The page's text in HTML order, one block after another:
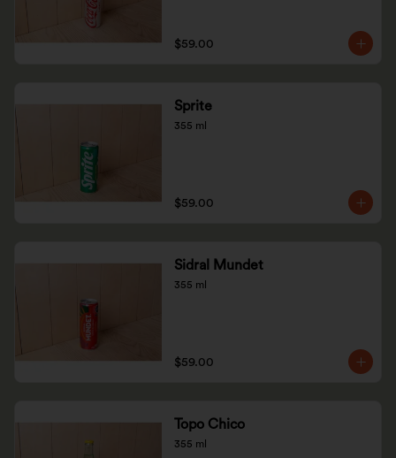
$59.00
Sprite
355 ml
$59.00
Sidral Mundet
355 ml
$59.00
Topo Chico
355 ml